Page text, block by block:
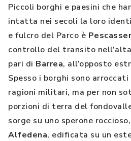
Piccoli borghi e paesini che
intatta nei secoli la loro
e fulcro del Parco è
controllo del transito
pari di Barrea, all’opposto
Spesso i borghi sono
ragioni militari, ma per non
porzioni di terra del
sorge su uno sperone
Alfedena, edificata su un